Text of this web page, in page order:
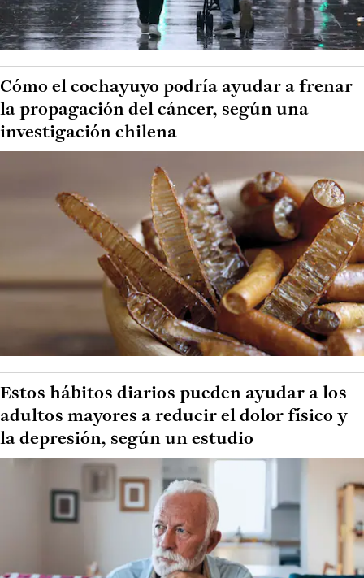
Cómo el cochayuyo podría ayudar a frenar
la propagación del cáncer, según una
investigación chilena
Estos hábitos diarios pueden ayudar a los
adultos mayores a reducir el dolor físico y
la depresión, según un estudio